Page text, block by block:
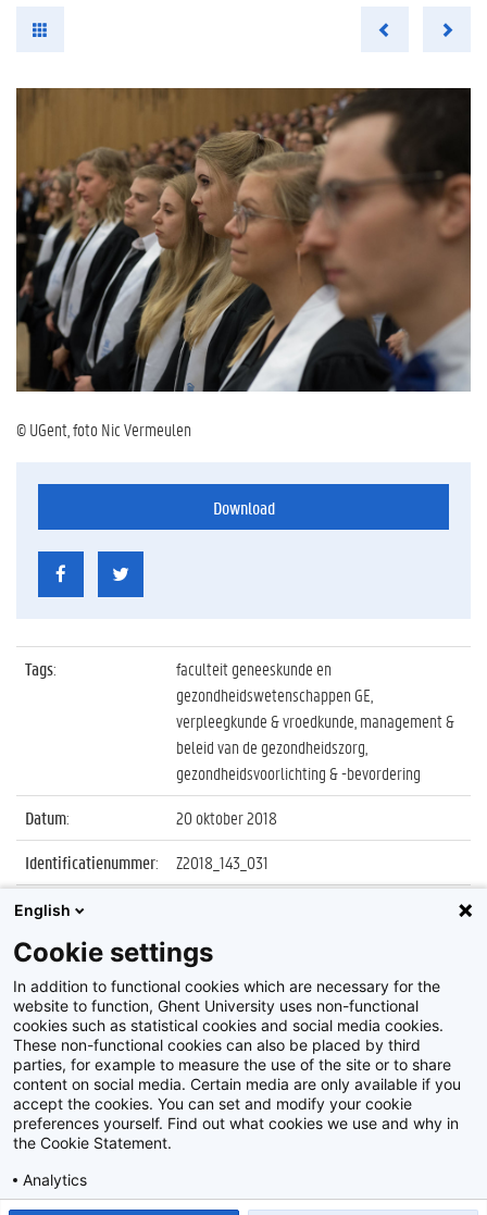
© UGent, foto Nic Vermeulen
Download
Tags:
faculteit geneeskunde en
gezondheidswetenschappen GE,
verpleegkunde & vroedkunde, management &
beleid van de gezondheidszorg,
gezondheidsvoorlichting & -bevordering
Datum:
20 oktober 2018
Identificatienummer:
Z2018_143_031
Album:
Gezondheidszorg, Verpleegkunde &
Vroedkunde
Disclaimer
Privacy policy
English
Cookie settings
In addition to functional cookies which are necessary for the
website to function, Ghent University uses non-functional
cookies such as statistical cookies and social media cookies.
These non-functional cookies can also be placed by third
parties, for example to measure the use of the site or to share
content on social media. Certain media are only available if you
accept the cookies. You can set and modify your cookie
preferences yourself. Find out what cookies we use and why in
the Cookie Statement.
Analytics